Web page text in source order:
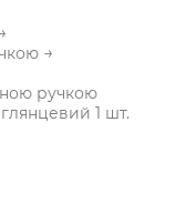
→
ручкою
1 шт.